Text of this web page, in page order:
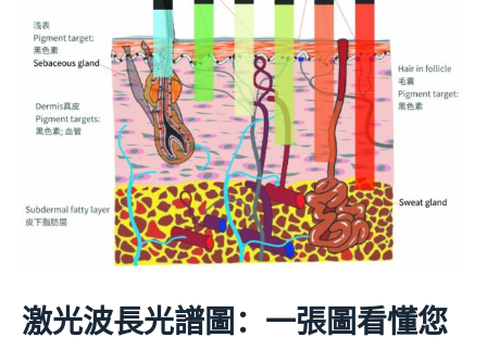
激光波長光譜圖：一張圖看懂您